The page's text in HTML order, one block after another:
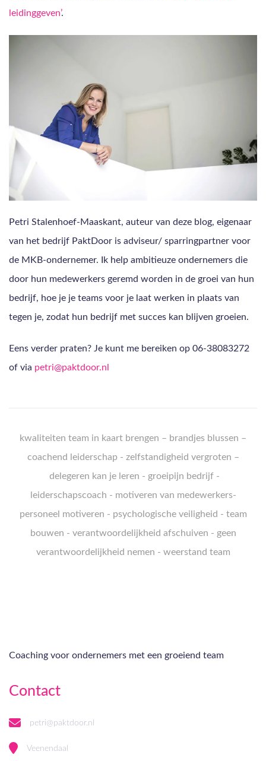
leidinggeven’.
Petri Stalenhoef-Maaskant, auteur van deze blog, eigenaar
van het bedrijf PaktDoor is adviseur/ sparringpartner voor
de MKB-ondernemer. Ik help ambitieuze ondernemers die
door hun medewerkers geremd worden in de groei van hun
bedrijf, hoe je je teams voor je laat werken in plaats van
tegen je, zodat hun bedrijf met succes kan blijven groeien.
Eens verder praten? Je kunt me bereiken op 06-38083272
of via petri@paktdoor.nl
kwaliteiten team in kaart brengen – brandjes blussen –
coachend leiderschap - zelfstandigheid vergroten –
delegeren kan je leren - groeipijn bedrijf-
leiderschapscoach - motiveren van medewerkers-
personeel motiveren - psychologische veiligheid - team
bouwen - verantwoordelijkheid afschuiven - geen
verantwoordelijkheid nemen - weerstand team
Coaching voor ondernemers met een groeiend team
Contact
petri@paktdoor.nl
Veenendaal